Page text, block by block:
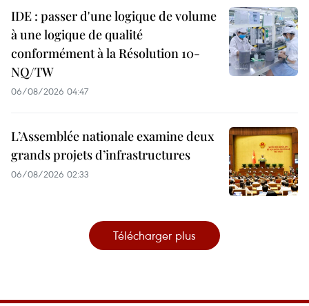
IDE : passer d'une logique de volume
à une logique de qualité
conformément à la Résolution 10-
NQ/TW
06/08/2026 04:47
L’Assemblée nationale examine deux
grands projets d’infrastructures
06/08/2026 02:33
Télécharger plus